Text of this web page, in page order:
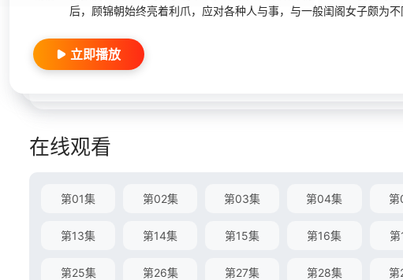
后，顾锦朝始终亮着利爪，应对各种人与事，与一般闺阁女子颇为
立即播放
在线观看
第01集 第02集 第03集 第04集
第13集 第14集 第15集 第16集
第25集 第26集 第27集 第28集 第